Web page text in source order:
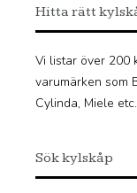
Hitta rätt
Vi listar över 200
varumärken som
Cylinda, Miele etc.
Sök kylskåp